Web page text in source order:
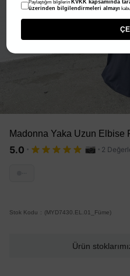
Madonna Yaka Uzun Elbise
5.0 · · 2
Stok Kodu (MYD7430.EL.01_Füme)
Ürün
Paylaştığım bilgilerin KVKK kapsamında
üzerinden bilgilendirmeleri almayı